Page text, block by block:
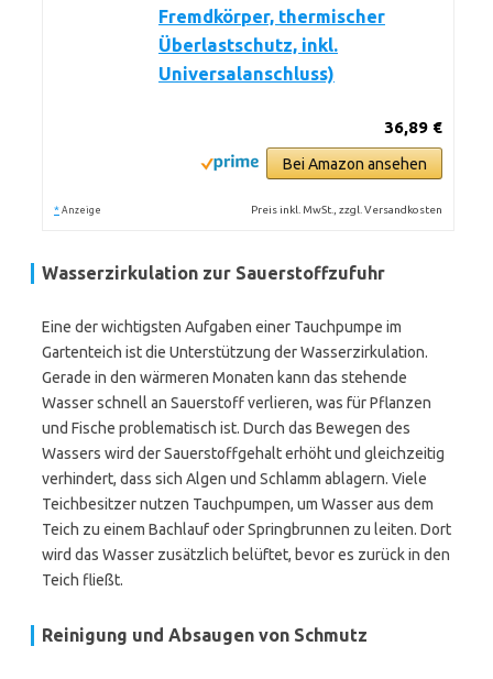
Fremdkörper, thermischer
Überlastschutz, inkl.
Universalanschluss)
36,89 €
Bei Amazon ansehen
* Anzeige Preis inkl. MwSt., zzgl. Versandkosten
Wasserzirkulation zur Sauerstoffzufuhr
Eine der wichtigsten Aufgaben einer Tauchpumpe im
Gartenteich ist die Unterstützung der Wasserzirkulation.
Gerade in den wärmeren Monaten kann das stehende
Wasser schnell an Sauerstoff verlieren, was für Pflanzen
und Fische problematisch ist. Durch das Bewegen des
Wassers wird der Sauerstoffgehalt erhöht und gleichzeitig
verhindert, dass sich Algen und Schlamm ablagern. Viele
Teichbesitzer nutzen Tauchpumpen, um Wasser aus dem
Teich zu einem Bachlauf oder Springbrunnen zu leiten. Dort
wird das Wasser zusätzlich belüftet, bevor es zurück in den
Teich fließt.
Reinigung und Absaugen von Schmutz